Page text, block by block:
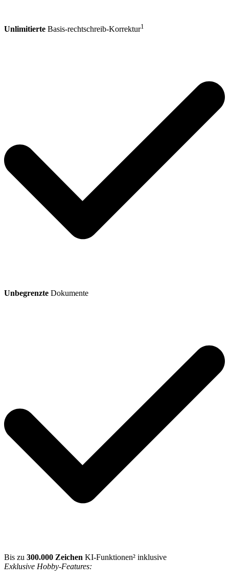
Unlimitierte Basis-rechtschreib-Korrektur1
Unbegrenzte Dokumente
Bis zu 300.000 Zeichen KI-Funktionen² inklusive
Exklusive Hobby-Features: